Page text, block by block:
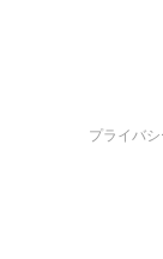
プライバ